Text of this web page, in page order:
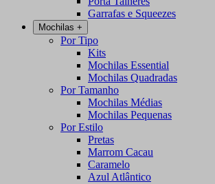
Garrafas e Squeezes
Mochilas +
Por Tipo
Kits
Mochilas Essential
Mochilas Quadradas
Por Tamanho
Mochilas Médias
Mochilas Pequenas
Por Estilo
Pretas
Marrom Cacau
Caramelo
Azul Atlântico